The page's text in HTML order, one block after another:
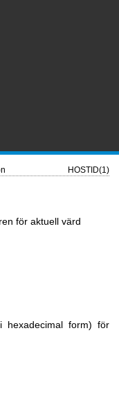
HOSTID(1)
för aktuell värd
hexadecimal form) för